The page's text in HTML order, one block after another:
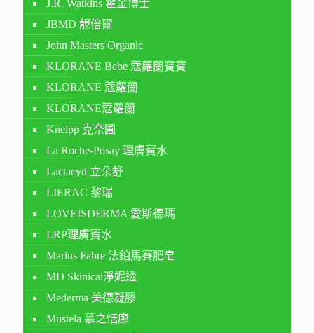
J.R. Watkins 霍金博士
JBMD 靚倍爾
John Masters Organic
KLORANE Bebe 蔻蘿蘭寶寶
KLORANE 蔻蘿蘭
KLORANE蔻蘿蘭
Kneipp 克奈圃
La Roche-Posay 理膚寶水
Lactacyd 立朵舒
LIERAC 黎瑞
LOVEISDERMA 愛斯德瑪
LRP理膚寶水
Marius Fabre 法鉑馬賽肥皂
MD Skinical淨妮透
Mederma 美德凝膠
Mustela 慕之恬廊